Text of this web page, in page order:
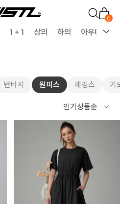
0
1 + 1 상의 하의 아우터
반바지 원피스 레깅스 기